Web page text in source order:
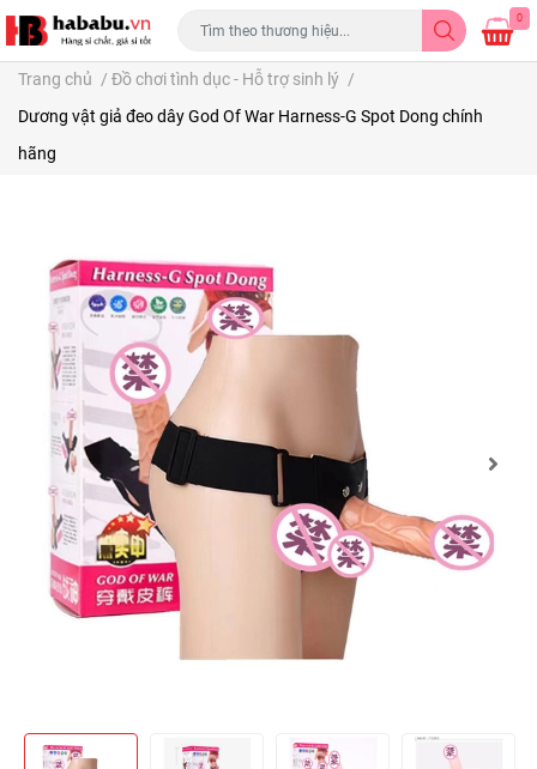
0
Trang chủ / Đồ chơi tình dục - Hỗ trợ sinh lý /
Dương vật giả đeo dây God Of War Harness-G Spot Dong chính
hãng